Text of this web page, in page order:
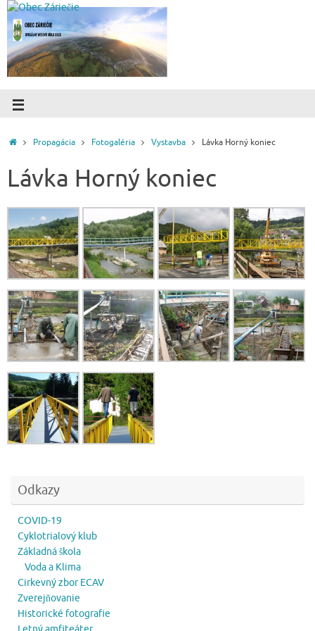
Propagácia Fotogaléria Vystavba Lávka Horný koniec
Lávka Horný koniec
Odkazy
COVID-19
Cyklotrialový klub
Základná škola
Voda a Klima
Cirkevný zbor ECAV
Zverejňovanie
Historické fotografie